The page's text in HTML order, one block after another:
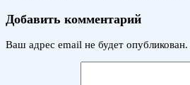
Добавить комментарий
Ваш адрес email не будет опубликован.